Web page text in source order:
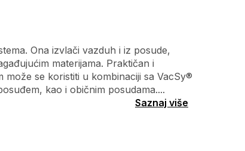
Ona izvlači vazduh i iz posude,
materijama. Praktičan i
se koristiti u kombinaciji sa VacSy®
kao i običnim posudama....
Saznaj više